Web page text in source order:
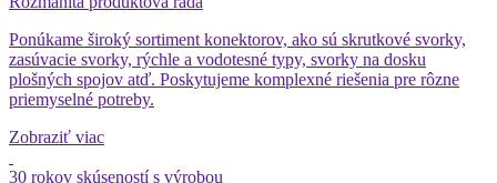
Ponúkame široký sortiment konektorov, ako sú skrutkové svorky,
zasúvacie svorky, rýchle a vodotesné typy, svorky na dosku
plošných spojov atď. Poskytujeme komplexné riešenia pre rôzne
priemyselné potreby.
Zobraziť viac
30 rokov skúseností s výrobou